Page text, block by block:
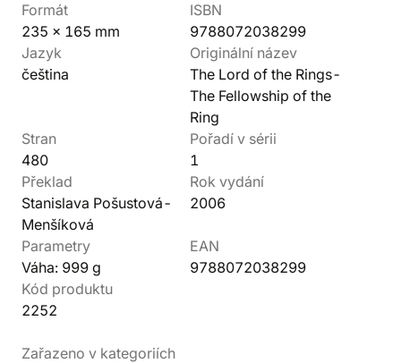
Formát
235 x 165 mm
ISBN
9788072038299
Jazyk
čeština
Originální název
The Lord of the Rings-
The Fellowship of the
Ring
Stran
480
Pořadí v sérii
1
Překlad
Stanislava Pošustová-
Menšíková
Rok vydání
2006
Parametry
Váha: 999 g
EAN
9788072038299
Kód produktu
2252
Zařazeno v kategoriích